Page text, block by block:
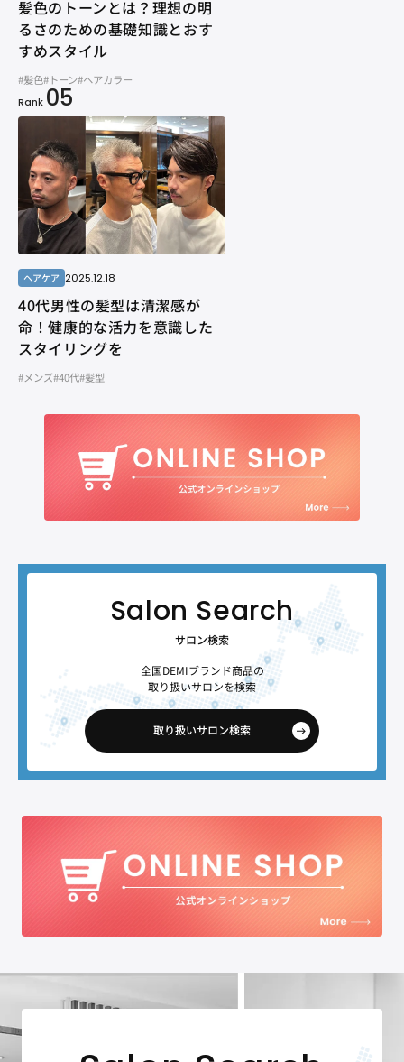
髪色のトーンとは？理想の明
るさのための基礎知識とおす
すめスタイル
#髪色#トーン#ヘアカラー
Rank 05
ヘアケア 2025.12.18
40代男性の髪型は清潔感が
命！健康的な活力を意識した
スタイリングを
#メンズ#40代#髪型
サロン検索
全国DEMIブランド商品の
取り扱いサロンを検索
取り扱いサロン検索